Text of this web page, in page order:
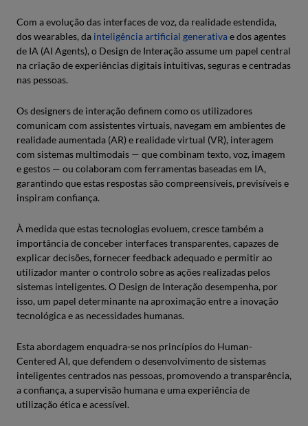
Com a evolução das interfaces de voz, da realidade estendida,
dos wearables, da inteligência artificial generativae dos agentes
de IA (AI Agents), o Design de Interação assume um papel central
na criação de experiências digitais intuitivas, seguras e centradas
nas pessoas.
Os designers de interação definem como os utilizadores
comunicam com assistentes virtuais, navegam em ambientes de
realidade aumentada (AR) e realidade virtual (VR), interagem
com sistemas multimodais — que combinam texto, voz, imagem
e gestos — ou colaboram com ferramentas baseadas em IA,
garantindo que estas respostas são compreensíveis, previsíveis e
inspiram confiança.
À medida que estas tecnologias evoluem, cresce também a
importância de conceber interfaces transparentes, capazes de
explicar decisões, fornecer feedback adequado e permitir ao
utilizador manter o controlo sobre as ações realizadas pelos
sistemas inteligentes. O Design de Interação desempenha, por
isso, um papel determinante na aproximação entre a inovação
tecnológica e as necessidades humanas.
Esta abordagem enquadra-se nos princípios do Human-
Centered AI, que defendem o desenvolvimento de sistemas
inteligentes centrados nas pessoas, promovendo a transparência,
a confiança, a supervisão humana e uma experiência de
utilização ética e acessível.